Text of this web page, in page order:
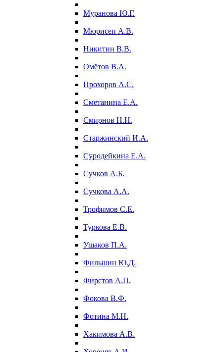
Муранова Ю.Г.
Мюрисеп А.В.
Никитин В.В.
Омётов В.А.
Прохоров А.С.
Сметанина Е.А.
Смирнов Н.Н.
Старжинский И.А.
Суродейкина Е.А.
Сучков А.Б.
Сучкова А.А.
Трофимов С.Е.
Туркова Е.В.
Ушаков П.А.
Фильшин Ю.Д.
Фирстов А.П.
Фокова В.Ф.
Фотина М.Н.
Хакимова А.В.